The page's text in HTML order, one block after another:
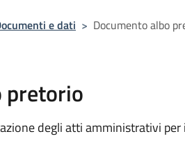
e dati > Documento albo
pretorio
degli atti amministrativi